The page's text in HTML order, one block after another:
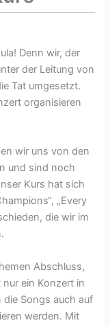
Denn wir, der
der Leitung von
Tat umgesetzt.
organisieren
wir uns von den
und sind noch
Kurs hat sich
„Every
die wir im
Abschluss,
ein Konzert in
Songs auch auf
werden. Mit